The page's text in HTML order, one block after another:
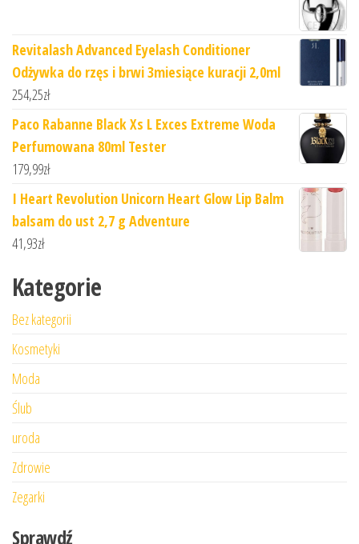
Revitalash Advanced Eyelash Conditioner
Odżywka do rzęs i brwi 3miesiące kuracji 2,0ml
254,25zł
Paco Rabanne Black Xs L Exces Extreme Woda
Perfumowana 80ml Tester
179,99zł
I Heart Revolution Unicorn Heart Glow Lip Balm
balsam do ust 2,7 g Adventure
41,93zł
Kategorie
Bez kategorii
Kosmetyki
Moda
Ślub
uroda
Zdrowie
Zegarki
Sprawdź